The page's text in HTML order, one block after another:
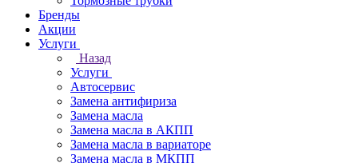
Бренды
Акции
Услуги
Назад
Услуги
Автосервис
Замена антифириза
Замена масла
Замена масла в АКПП
Замена масла в вариаторе
Замена масла в МКПП